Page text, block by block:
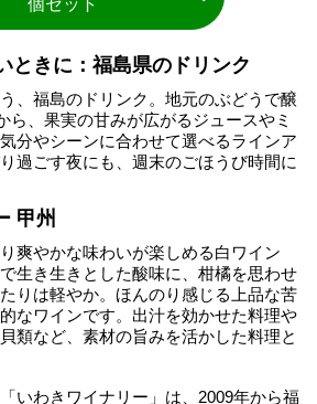
個セット
ときに：福島県のドリンク
、福島のドリンク。地元のぶどうで醸
ら、果実の甘みが広がるジュースやミ
分やシーンに合わせて選べるラインア
過ごす夜にも、週末のごほうび時間に
甲州
爽やかな味わいが楽しめる白ワイン
生き生きとした酸味に、柑橘を思わせ
りは軽やか。ほんのり感じる上品な苦
なワインです。出汁を効かせた料理や
類など、素材の旨みを活かした料理と
いわきワイナリー」は、2009年から福